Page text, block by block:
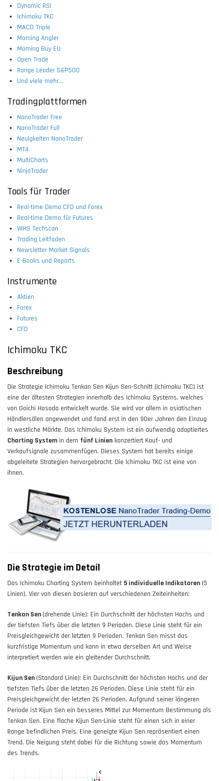
Dynamic RSI
Ichimoku TKC
MACD Triple
Morning Angler
Morning Buy EU
Open Trade
Range Leader S&P500
Und viele mehr...
Tradingplattformen
NanoTrader Free
NanoTrader Full
Neuigkeiten NanoTrader
MT4
MultiCharts
NinjaTrader
Tools für Trader
Real-time Demo CFD und Forex
Real-time Demo für Futures
WHS Techscan
Trading Leitfaden
Newsletter Market Signals
E-Books und Reports
Instrumente
Aktien
Forex
Futures
CFD
Ichimoku TKC
Beschreibung
Die Strategie Ichimoku Tenkan Sen Kijun Sen-Schnitt (Ichimoku TKC) ist
eine der ältesten Strategien innerhalb des Ichimoku Systems, welches
von Goichi Hosoda entwickelt wurde. Sie wird vor allem in asiatischen
Händlersälen angewendet und fand erst in den 90er Jahren den Einzug
in westliche Märkte. Das Ichimoku System ist ein aufwendig adaptiertes
Charting System in dem fünf Linien konzertiert Kauf- und
Verkaufsignale zusammenfügen. Dieses System hat bereits einige
abgeleitete Strategien hervorgebracht. Die Ichimoku TKC ist eine von
ihnen.
Die Strategie im Detail
Das Ichimoku Charting System beinhaltet 5 individuelle Indikatoren (5
Linien). Vier von diesen basieren auf verschiedenen Zeiteinheiten:
Tenkan Sen (drehende Linie): Ein Durchschnitt der höchsten Hochs und
der tiefsten Tiefs über die letzten 9 Perioden. Diese Linie steht für ein
Preisgleichgewicht der letzten 9 Perioden. Tenkan Sen misst das
kurzfristige Momentum und kann in etwa derselben Art und Weise
interpretiert werden wie ein gleitender Durchschnitt.
Kijun Sen (Standard Linie): Ein Durchschnitt der höchsten Hochs und der
tiefsten Tiefs über die letzten 26 Perioden. Diese Linie steht für ein
Preisgleichgewicht der letzten 26 Perioden. Aufgrund seiner längeren
Periode ist Kijun Sen ein besseres Mittel zur Momentum Bestimmung als
Tenkan Sen. Eine flache Kijun Sen-Linie steht für einen sich in einer
Range befindlichen Preis. Eine geneigte Kijun Sen repräsentiert einen
Trend. Die Neigung steht dabei für die Richtung sowie das Momentum
des Trends.